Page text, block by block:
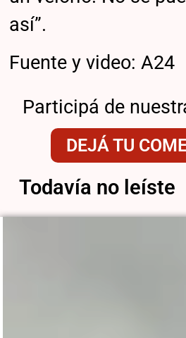
así”.
Fuente y video: A24
Participá de
DEJÁ TU
Todavía no leíste